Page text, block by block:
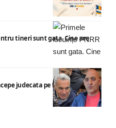
tineri sunt gata. Cine are
judecata pe fond